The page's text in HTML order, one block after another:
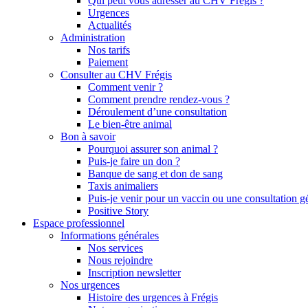
Urgences
Actualités
Administration
Nos tarifs
Paiement
Consulter au CHV Frégis
Comment venir ?
Comment prendre rendez-vous ?
Déroulement d’une consultation
Le bien-être animal
Bon à savoir
Pourquoi assurer son animal ?
Puis-je faire un don ?
Banque de sang et don de sang
Taxis animaliers
Puis-je venir pour un vaccin ou une consultation
Positive Story
Espace professionnel
Informations générales
Nos services
Nous rejoindre
Inscription newsletter
Nos urgences
Histoire des urgences à Frégis